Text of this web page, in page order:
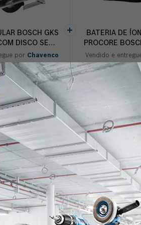
BOSCH GKS
DISCO SEM
por Chavenco
799,00
BATERIA DE
PROCORE
Vendido e
R$
Bosch GKS 185-LI possui um
compacto e peso mais leve
Bosch GKS 185-LI tem um baixo
renovadores, artesãos,
Bosch. Garantia 1 ano Bosch.